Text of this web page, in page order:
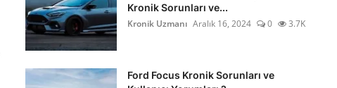
Kronik Sorunları ve...
Kronik Uzmanı Aralık 16, 2024 0 3.7K
Ford Focus Kronik Sorunları ve